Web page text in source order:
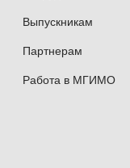
Выпускникам
Партнерам
Работа в МГИМО